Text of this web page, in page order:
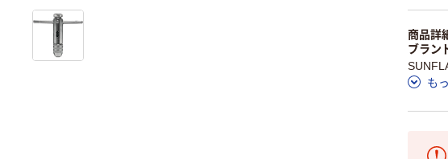
商品詳
ブラン
も